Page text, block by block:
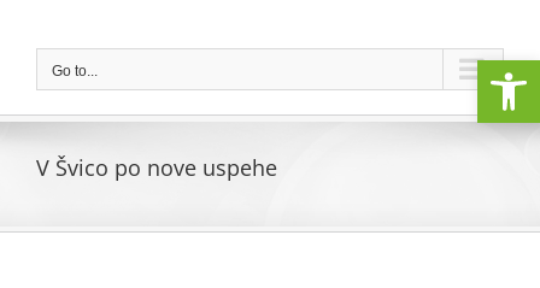
contentGo to...
V Švico po nove uspehe